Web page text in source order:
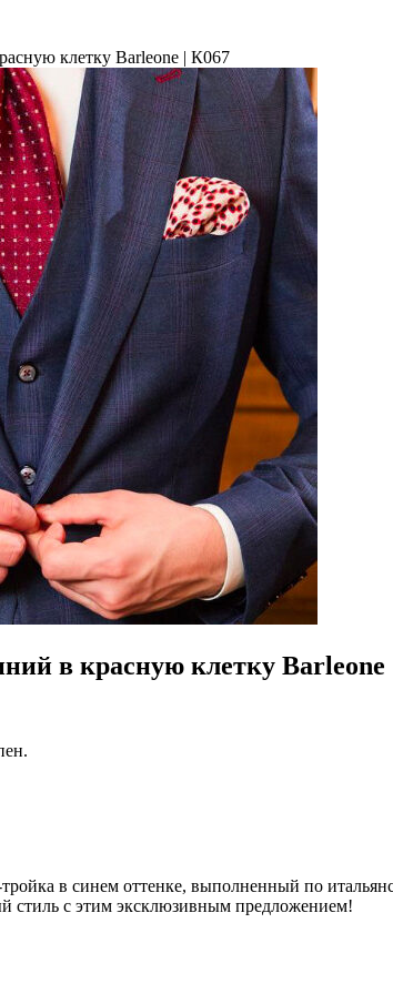
клетку Barleone | К067
в красную клетку Barleone
в синем оттенке, выполненный по
стиль с этим эксклюзивным предложением!